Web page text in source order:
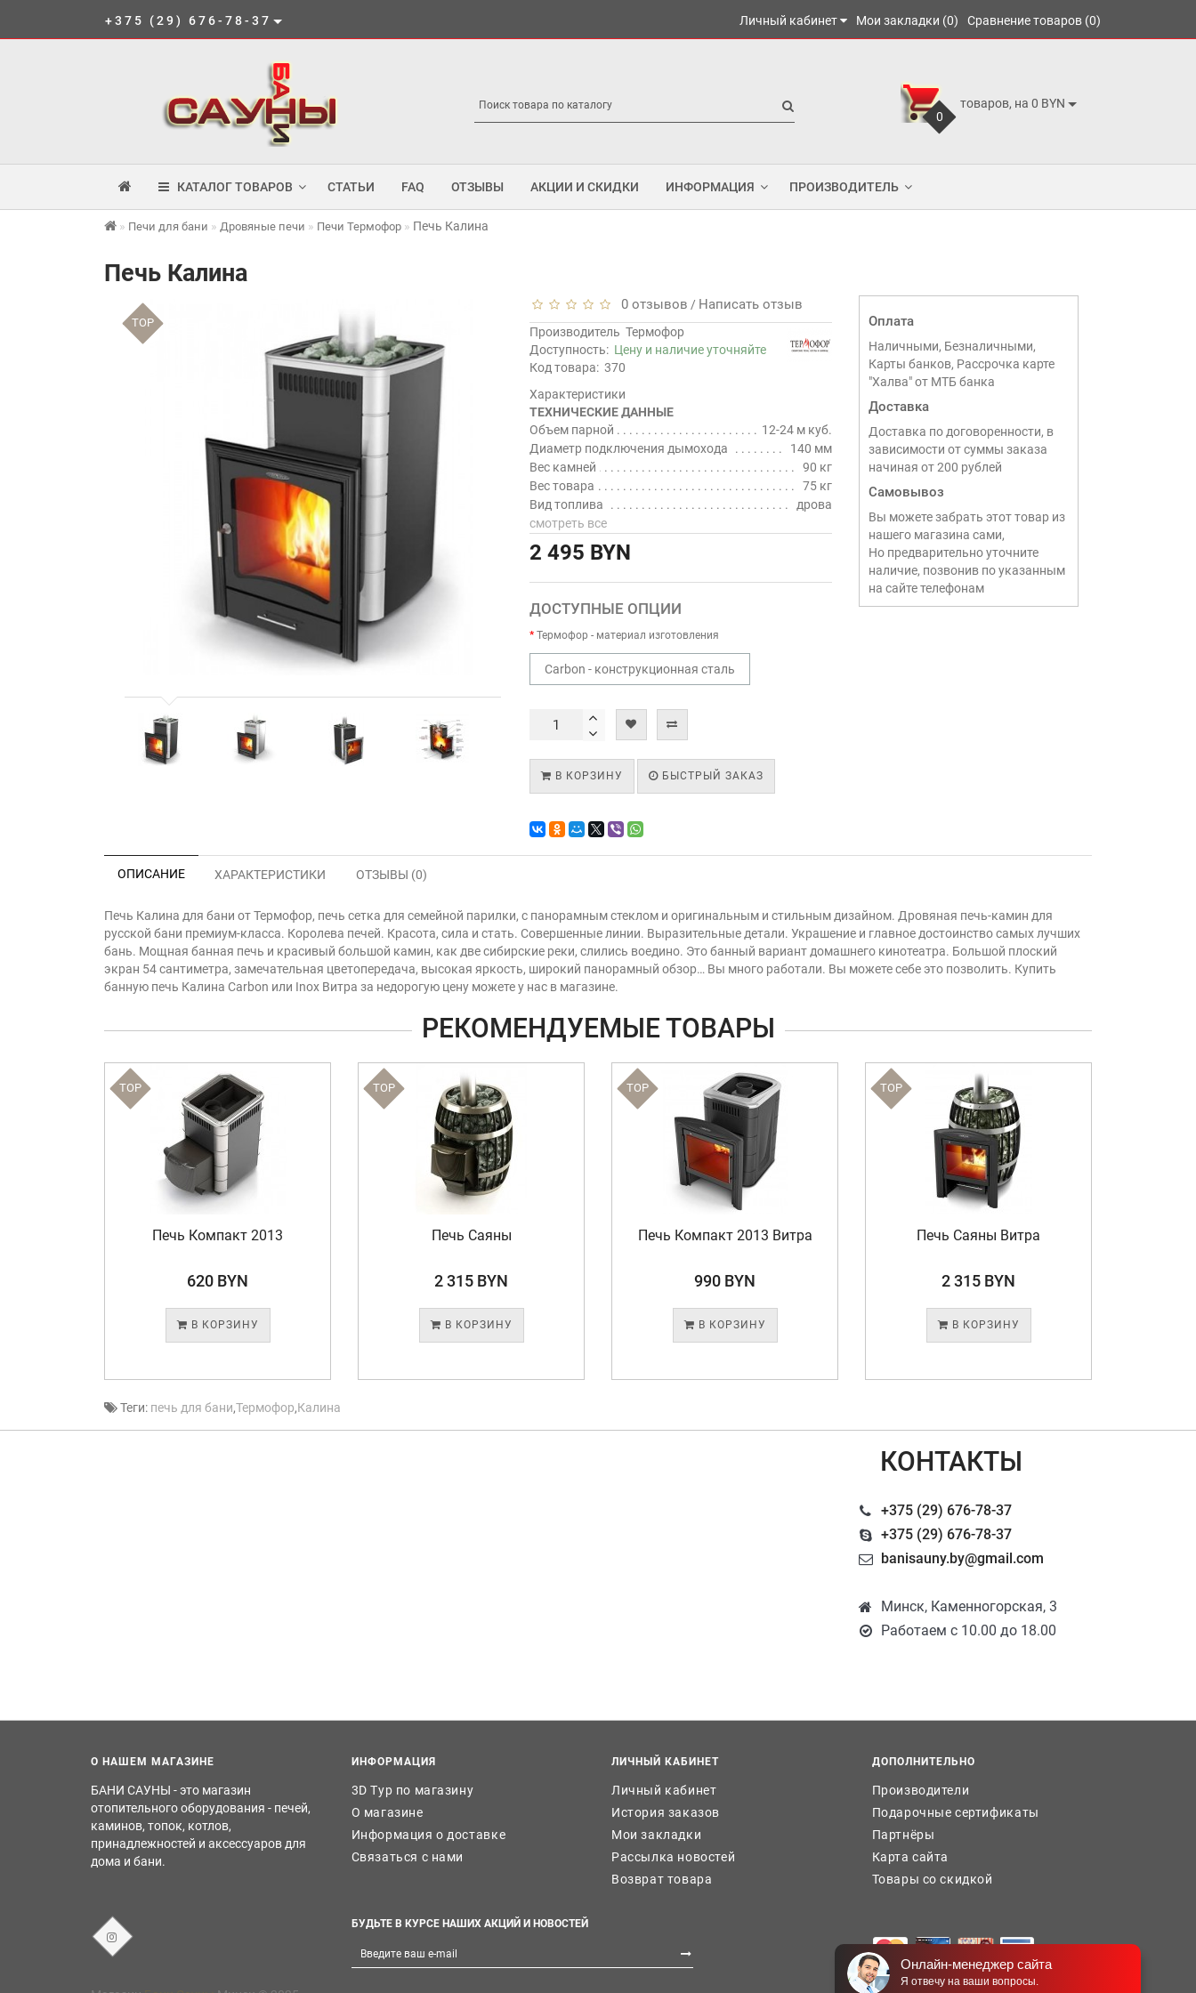
+375 (29) 676-78-37 Личный кабинет Мои закладки (0) Сравнение товаров (0)
0
товаров, на 0 BYN
КАТАЛОГ ТОВАРОВ СТАТЬИ FAQ ОТЗЫВЫ АКЦИИ И СКИДКИ ИНФОРМАЦИЯ ПРОИЗВОДИТЕЛЬ
Печи для бани Дровяные печи Печи Термофор Печь Калина
Печь Калина
TOP
0 отзывов / Написать отзыв
Производитель Термофор
Доступность: Цену и наличие уточняйте
Код товара: 370
Характеристики
ТЕХНИЧЕСКИЕ ДАННЫЕ
Объем парной
12-24 м куб.
Диаметр подключения дымохода
140 мм
Вес камней
90 кг
Вес товара
75 кг
Вид топлива
дрова
смотреть все
2 495 BYN
ДОСТУПНЫЕ ОПЦИИ
Термофор - материал изготовления
Carbon - конструкционная сталь
В КОРЗИНУ БЫСТРЫЙ ЗАКАЗ
Оплата
Наличными, Безналичными,
Карты банков, Рассрочка карте
"Халва" от МТБ банка
Доставка
Доставка по договоренности, в
зависимости от суммы заказа
начиная от 200 рублей
Самовывоз
Вы можете забрать этот товар из
нашего магазина сами,
Но предварительно уточните
наличие, позвонив по указанным
на сайте телефонам
ОПИСАНИЕ ХАРАКТЕРИСТИКИ ОТЗЫВЫ (0)
Печь Калина для бани от Термофор, печь сетка для семейной парилки, с панорамным стеклом и оригинальным и стильным дизайном. Дровяная печь-камин для
русской бани премиум-класса. Королева печей. Красота, сила и стать. Совершенные линии. Выразительные детали. Украшение и главное достоинство самых лучших
бань. Мощная банная печь и красивый большой камин, как две сибирские реки, слились воедино. Это банный вариант домашнего кинотеатра. Большой плоский
экран 54 сантиметра, замечательная цветопередача, высокая яркость, широкий панорамный обзор… Вы много работали. Вы можете себе это позволить. Купить
банную печь Калина Carbon или Inox Витра за недорогую цену можете у нас в магазине.
РЕКОМЕНДУЕМЫЕ ТОВАРЫ
TOP
Печь Компакт 2013
620 BYN
В КОРЗИНУ
TOP
Печь Саяны
2 315 BYN
В КОРЗИНУ
TOP
Печь Компакт 2013 Витра
990 BYN
В КОРЗИНУ
TOP
Печь Саяны Витра
2 315 BYN
В КОРЗИНУ
Теги: печь для бани,Термофор,Калина
КОНТАКТЫ
+375 (29) 676-78-37
+375 (29) 676-78-37
banisauny.by@gmail.com
Минск, Каменногорская, 3
Работаем с 10.00 до 18.00
О НАШЕМ МАГАЗИНЕ
БАНИ САУНЫ - это магазин
отопительного оборудования - печей,
каминов, топок, котлов,
принадлежностей и аксессуаров для
дома и бани.
ИНФОРМАЦИЯ
3D Тур по магазину
О магазине
Информация о доставке
Связаться с нами
ЛИЧНЫЙ КАБИНЕТ
Личный кабинет
История заказов
Мои закладки
Рассылка новостей
Возврат товара
ДОПОЛНИТЕЛЬНО
Производители
Подарочные сертификаты
Партнёры
Карта сайта
Товары со скидкой
БУДЬТЕ В КУРСЕ НАШИХ АКЦИЙ И НОВОСТЕЙ
Онлайн-менеджер сайта
Я отвечу на ваши вопросы.